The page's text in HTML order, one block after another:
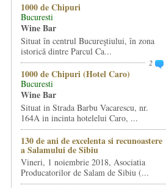
1000 de Chipuri
Bucuresti
Wine Bar
Situat în centrul Bucureştiului, în zona
istorică dintre Parcul Ca...
2
1000 de Chipuri (Hotel Caro)
Bucuresti
Wine Bar
Situat in Strada Barbu Vacarescu, nr.
164A in incinta hotelelui Caro, ...
130 de ani de excelenta si recunoastere
a Salamului de Sibiu
Vineri, 1 noiembrie 2018, Asociatia
Producatorilor de Salam de Sibiu (...